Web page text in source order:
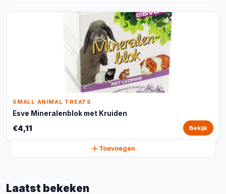
SMALL ANIMAL TREATS
Esve Mineralenblok met Kruiden
€4,11 Bekijk
Toevoegen
Laatst bekeken